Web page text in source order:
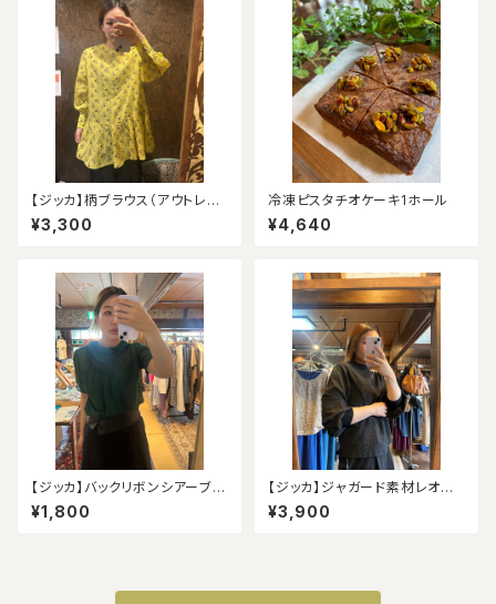
【ジッカ】柄ブラウス（アウトレッ
ト）
¥3,300
冷凍ピスタチオケーキ1ホール
¥4,640
【ジッカ】バックリボンシアーブラ
ウス
¥1,800
【ジッカ】ジャガード素材レオパ
ード柄ブラウス
¥3,900